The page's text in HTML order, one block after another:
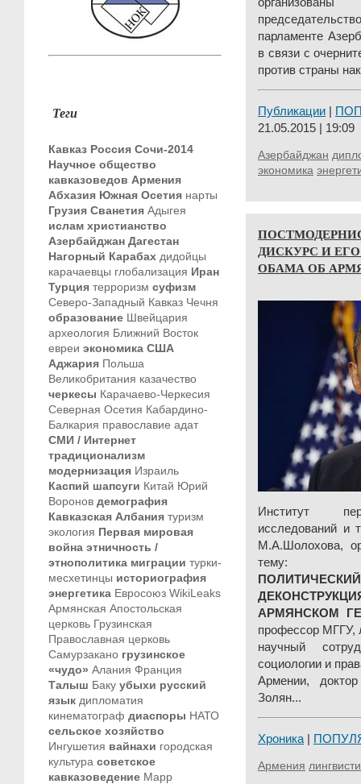
Теги
Кавказ Россия Сочи-2014
Научное общество
кавказоведов Армения
Абхазия Южная Осетия нарты
Грузия Сванетия Адыгея
ислам христианство
Азербайджан Дагестан
Нагорный Карабах дидойцы
карачаевцы глобализация Иран
Турция терроризм суфизм
Северо-Западный Кавказ Чечня
образование Швейцария
археология Ближний Восток
евреи экономика США
Аджария Польша
Великобритания казачество
черкесы Карачаево-Черкесия
Северная Осетия Кабардино-
Балкария православие адат
СМИ / Интернет
традиционализм
модернизация Израиль
Каспий шапсуги Китай Юрий
Воронов демография
Кавказская Албания туризм
экология Первая мировая
война этничность /
этнополитика миграции турки-
месхетинцы историография
энергетика Евросоюз WikiLeaks
Армянская Апостольская
церковь Грузинская
Православная церковь
Самурзакано грузинское
«чудо» Алания Франция
Талыш Баку убыхи русский
язык дипломатия
кинематограф диаспоры НАТО
сельское хозяйство
Ингушетия вайнахи городская
культура советское
кавказоведение Марр
парламенте
в связи с
против страны
Публикации |
21.05.2015 | 19:09
Азербайджан
экономика
ДИСКУРС И
ОБАМА ОБ
Институт
исследований
М.А.Шолохова,
АРМЯНСКОМ
профессор
научный
социологии и
Армении,
Золян...
Хроника |
Армения